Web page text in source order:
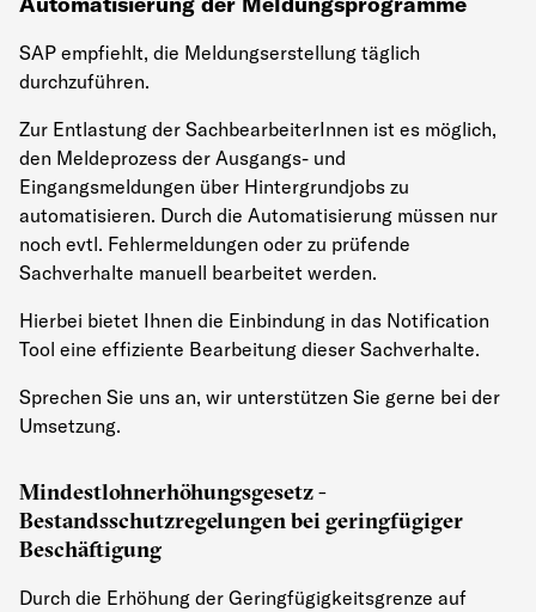
SAP empfiehlt, die Meldungserstellung täglich
durchzuführen.
Zur Entlastung der SachbearbeiterInnen ist es möglich,
den Meldeprozess der Ausgangs- und
Eingangsmeldungen über Hintergrundjobs zu
automatisieren. Durch die Automatisierung müssen nur
noch evtl. Fehlermeldungen oder zu prüfende
Sachverhalte manuell bearbeitet werden.
Hierbei bietet Ihnen die Einbindung in das Notification
Tool eine effiziente Bearbeitung dieser Sachverhalte.
Sprechen Sie uns an, wir unterstützen Sie gerne bei der
Umsetzung.
Mindestlohnerhöhungsgesetz -
Bestandsschutzregelungen bei geringfügiger
Beschäftigung
Durch die Erhöhung der Geringfügigkeitsgrenze auf